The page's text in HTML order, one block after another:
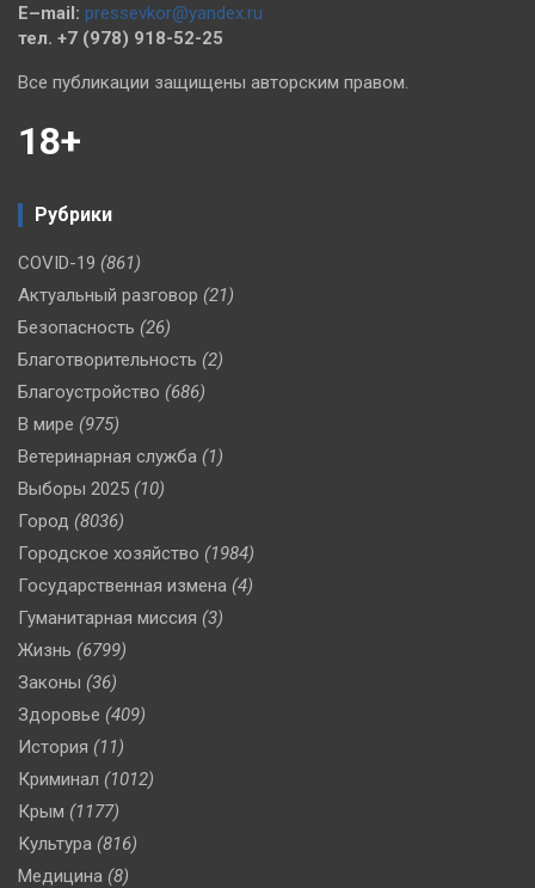
E–mail: pressevkor@yandex.ru
тел. +7 (978) 918-52-25
Все публикации защищены авторским правом.
18+
Рубрики
COVID-19 (861)
Актуальный разговор (21)
Безопасность (26)
Благотворительность (2)
Благоустройство (686)
В мире (975)
Ветеринарная служба (1)
Выборы 2025 (10)
Город (8036)
Городское хозяйство (1984)
Государственная измена (4)
Гуманитарная миссия (3)
Жизнь (6799)
Законы (36)
Здоровье (409)
История (11)
Криминал (1012)
Крым (1177)
Культура (816)
Медицина (8)